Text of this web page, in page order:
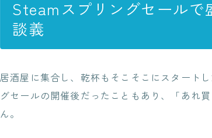
Steamスプリングセールで
談義
居酒屋に集合し、乾杯もそこそこにスタート
グセールの開催後だったこともあり、「あれ
ん。